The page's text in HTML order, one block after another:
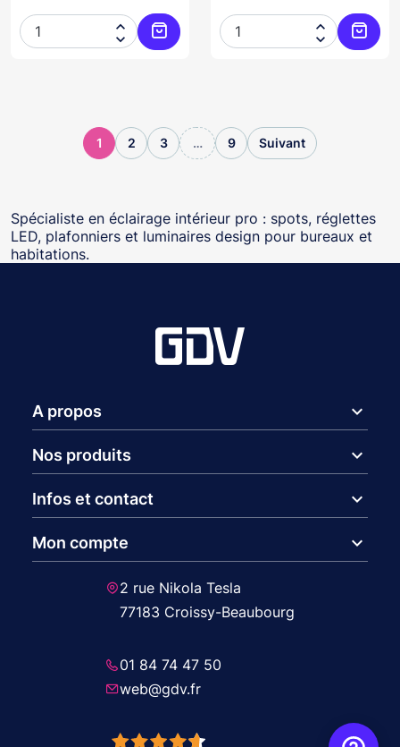


Ajouter au panier


1 2 3 … 9 Suivant
Spécialiste en éclairage intérieur pro : spots, réglettes
LED, plafonniers et luminaires design pour bureaux et
habitations.
A propos expand_more
Nos produits expand_more
Infos et contact expand_more
Mon compte expand_more
2 rue Nikola Tesla
77183 Croissy-Beaubourg
01 84 74 47 50
web@gdv.fr